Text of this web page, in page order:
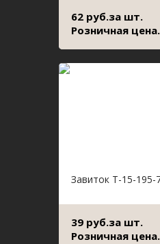
62 руб.за шт.
Розничная цена.
Завиток Т-15-195-
39 руб.за шт.
Розничная цена.